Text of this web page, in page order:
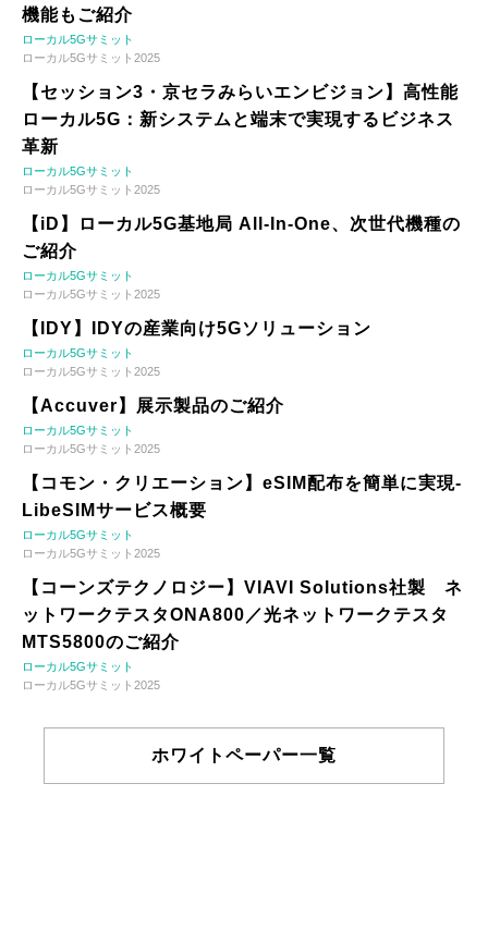
機能もご紹介
ローカル5Gサミット
ローカル5Gサミット2025
【セッション3・京セラみらいエンビジョン】高性能
ローカル5G：新システムと端末で実現するビジネス
革新
ローカル5Gサミット
ローカル5Gサミット2025
【iD】ローカル5G基地局 All-In-One、次世代機種の
ご紹介
ローカル5Gサミット
ローカル5Gサミット2025
【IDY】IDYの産業向け5Gソリューション
ローカル5Gサミット
ローカル5Gサミット2025
【Accuver】展示製品のご紹介
ローカル5Gサミット
ローカル5Gサミット2025
【コモン・クリエーション】eSIM配布を簡単に実現-
LibeSIMサービス概要
ローカル5Gサミット
ローカル5Gサミット2025
【コーンズテクノロジー】VIAVI Solutions社製 ネ
ットワークテスタONA800／光ネットワークテスタ
MTS5800のご紹介
ローカル5Gサミット
ローカル5Gサミット2025
ホワイトペーパー一覧